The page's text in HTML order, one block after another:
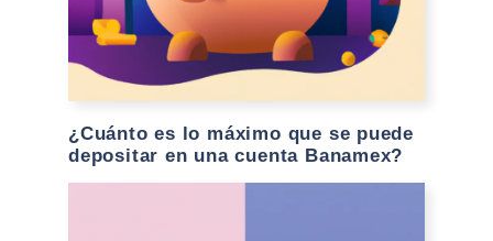
¿Cuánto es lo máximo que se puede
depositar en una cuenta Banamex?